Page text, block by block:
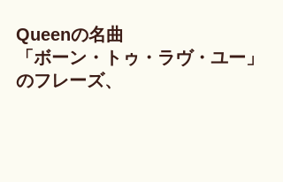
Queenの名曲
「ボーン・トゥ・ラヴ・ユー」
のフレーズ、